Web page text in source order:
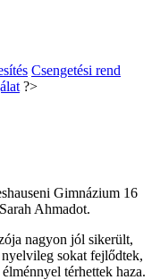
Csengetési rend
?>
Gimnázium 16
Ahmadot.
nagyon jól sikerült,
sokat fejlődtek,
térhettek haza.